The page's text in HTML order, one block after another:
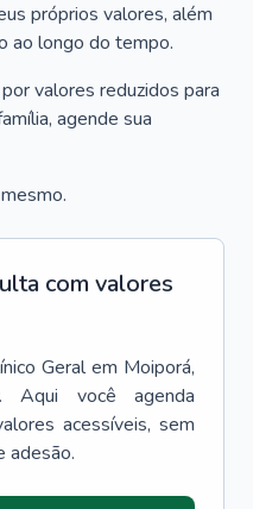
próprios valores, além
ao longo do tempo.
valores reduzidos para
agende sua
com valores
Geral em Moiporá,
Aqui você agenda
acessíveis, sem
adesão.